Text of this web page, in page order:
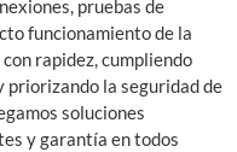
pruebas de
funcionamiento de la
rapidez, cumpliendo
la seguridad de
soluciones
y garantía en todos